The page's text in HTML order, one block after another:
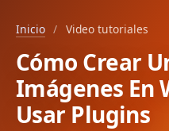
Inicio / Video tutoriales
Cómo Crear
Imágenes En
Usar Plugins